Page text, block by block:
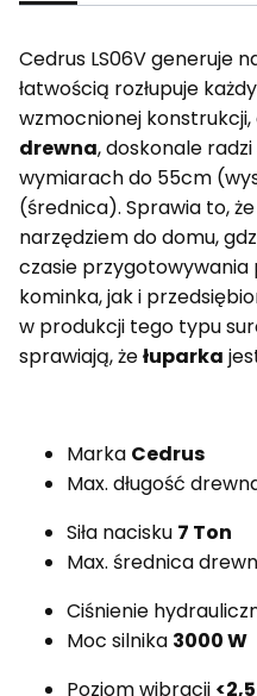
Cedrus LS06V generuje
łatwością rozłupuje
wzmocnionej
drewna, doskonale
wymiarach do 55cm
(średnica). Sprawia to,
narzędziem do domu,
czasie
kominka, jak i
w produkcji tego typu
sprawiają, żełuparka
Marka Cedrus
Max. długość
Siła nacisku 7 Ton
Max. średnica
Ciśnienie
Moc silnika 3000 W
Poziom wibracji